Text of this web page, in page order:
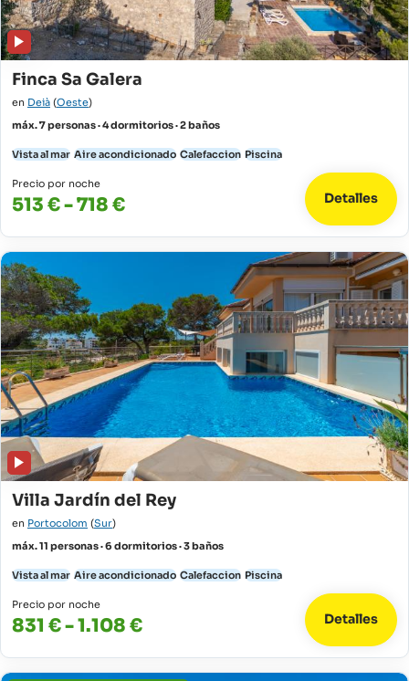
Finca Sa Galera
en Deià (Oeste)
máx. 7 personas · 4 dormitorios · 2 baños
Vista al mar Aire acondicionado Calefaccion Piscina
Precio por noche
513 € - 718 € Detalles
Villa Jardín del Rey
en Portocolom (Sur)
máx. 11 personas · 6 dormitorios · 3 baños
Vista al mar Aire acondicionado Calefaccion Piscina
Precio por noche
831 € - 1.108 € Detalles